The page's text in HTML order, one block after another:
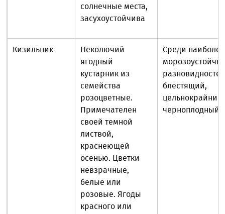
солнечные места,
засухоустойчива
Кизильник
Неколючий
ягодный
кустарник из
семейства
розоцветные.
Примечателен
своей темной
листвой,
краснеющей
осенью. Цветки
невзрачные,
белые или
розовые. Ягоды
красного или
Среди наиболее
блестящий,
цельнокрайний,
черноплодный